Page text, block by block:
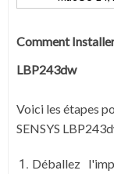
Comment
LBP243dw
Voici les étapes
SENSYS
Déballez